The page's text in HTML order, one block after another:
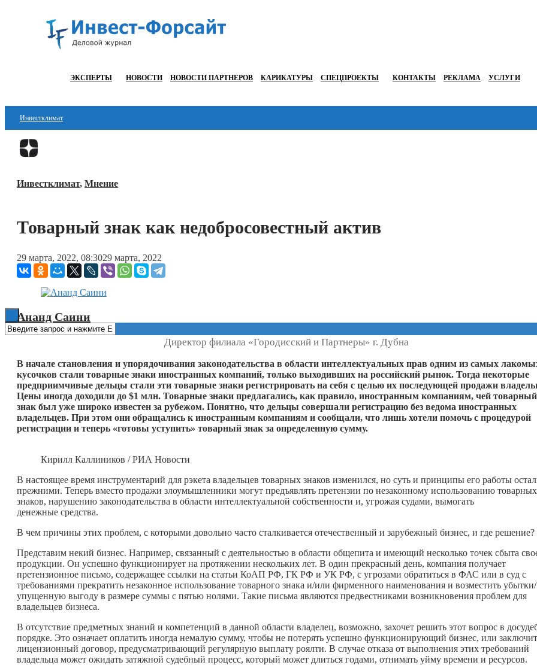
ЭКСПЕРТЫ НОВОСТИ НОВОСТИ ПАРТНЕРОВ КАРИКАТУРЫ СПЕЦПРОЕКТЫ КОНТАКТЫ РЕКЛАМА УСЛУГИ
Инвестклимат
Финансы
Блокчейн
ESG
Инвестклимат, Мнение
Товарный знак как недобросовестный актив
29 марта, 2022, 08:3029 марта, 2022
Ананд Саини
Директор филиала «Городисский и Партнеры» г. Дубна
В начале становления и упорядочивания законодательства в области интеллектуальных прав одним из самых
кусочков стали товарные знаки иностранных компаний, только выходивших на российский рынок. Тогда некоторые
предприимчивые дельцы стали эти товарные знаки регистрировать на себя с целью их последующей продажи
Цены иногда доходили до $1 млн. Товарные знаки предлагались, как правило, иностранным компаниям, чей товарный
знак был уже широко известен за рубежом. Понятно, что дельцы совершали регистрацию без ведома иностранных
владельцев. При этом они обращались к иностранным компаниям и сообщали, что лишь хотели помочь с процедурой
регистрации и теперь «готовы уступить» товарный знак за определенную сумму.
Кирилл Каллиников / РИА Новости
В настоящее время инструментарий для рэкета владельцев товарных знаков изменился, но суть и принципы его работы
прежними. Теперь вместо продажи злоумышленники могут предъявлять претензии по незаконному использованию товарных
знаков, нарушению законодательства в области интеллектуальной собственности и, угрожая судами, вымогать
денежные средства.
В чем причины этих проблем, с которыми довольно часто сталкивается отечественный и зарубежный бизнес, и где решение?
Представим некий бизнес. Например, связанный с деятельностью в области общепита и имеющий несколько точек сбыта
продукции. Он успешно функционирует на протяжении нескольких лет. В один прекрасный день, компания получает
претензионное письмо, содержащее ссылки на статьи КоАП РФ, ГК РФ и УК РФ, с угрозами обратиться в ФАС или в суд с
требованиями прекратить незаконное использование товарного знака и/или фирменного наименования и возместить убытки/
упущенную выгоду в размере суммы с пятью нолями. Такие письма являются предвестниками возникновения проблем для
владельцев бизнеса.
В отсутствие предметных знаний и компетенций в данной области владелец, возможно, захочет решить этот вопрос в
порядке. Это означает оплатить иногда немалую сумму, чтобы не потерять успешно функционирующий бизнес, или
лицензионный договор, предусматривающий регулярную выплату роялти. В случае отказа от выполнения этих требований
владельца может ожидать затяжной судебный процесс, который может длиться годами, отнимать уйму времени и ресурсов.